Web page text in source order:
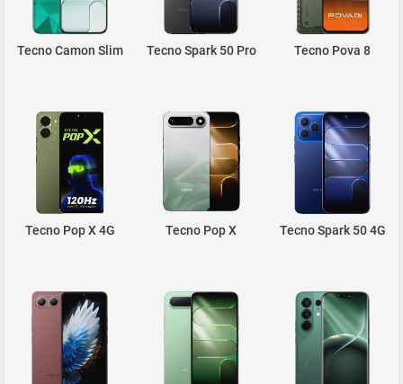
Tecno Camon Slim Tecno Spark 50 Pro Tecno Pova 8
Tecno Pop X 4G Tecno Pop X Tecno Spark 50 4G